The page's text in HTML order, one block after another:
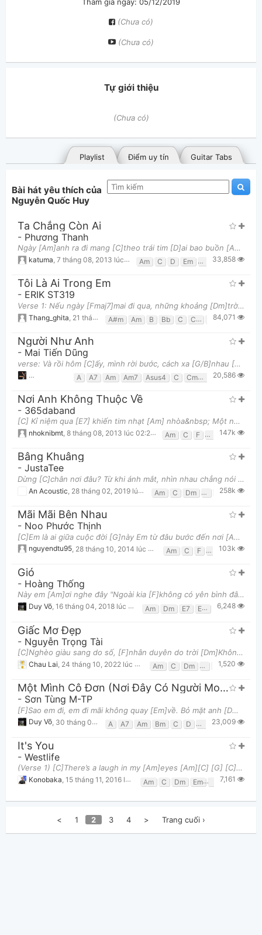
(Chưa có)
(Chưa có)
Tự giới thiệu
(Chưa có)
Guitar Tabs
Điểm uy tín
Playlist
Bài hát yêu thích
Bài hát đã đăng
Thông tin chung
Bài hát yêu thích của
Nguyễn Quốc Huy
Ta Chẳng Còn Ai
- Phương Thanh
Ngày [Am]anh ra đi mang [C]theo trái tim [D]ai bao buồn [Am]đau Bỏ đi rất [G]xa quê nhà nơi có những
katuma 7 tháng 08, 2013 lúc 11:43am Am C D Em F G
33,858
Tôi Là Ai Trong Em
- ERIK ST319
Verse 1: Nếu ngày [Fmaj7]mai đi qua, những khoảng [Dm]trời không xanh Nếu thời [Bbsus2]gian quay
Thang_ghita 21 tháng 11, 2017 lúc 05:59pm A#m Am B Bb C C# D#m Dm
84,071
Người Như Anh
- Mai Tiến Dũng
verse: Và rồi hôm [C]ấy, mình rời bước, cách xa [G/B]nhau [E7]Dẫu hai ta chẳng [Am7]ai giận hờn N
Nicholas Huynh 16 tháng 10, 2022 lúc 03:45am
A A7 Am Am7 Asus4 C Cmaj7 Csus4 D7
20,586
Nơi Anh Không Thuộc Về
- 365daband
[C] Kỉ niệm qua [E7] khiến tim nhạt [Am] nhòa&nbsp; Một người [F] đau, một người bỏ lại phía [C] sau
nhoknibmt 8 tháng 08, 2013 lúc 02:22pm Am C F G 147k
Bâng Khuâng
- JustaTee
Dừng [C]chân nơi đâu? Từ khi ánh mắt, nhìn nhau chẳng nói được gì Mình từng [F]cùng nhau đi Tì
An Acoustic 28 tháng 02, 2019 lúc 08:43pm Am C Dm F G258k
Mãi Mãi Bên Nhau
- Noo Phước Thịnh
[C]Em là ai giữa cuộc đời [G]này Em từ đâu bước đến nơi [Am]đây Làm tôi say... Làm tôi [F]khát kha
nguyendtu95 28 tháng 10, 2014 lúc 10:19pm Am C F G 103k
Gió
- Hoàng Thống
Này em [Am]ơi nghe đây "Ngoài kia [F]không có yên bình đâu" Như em [Dm]đã mơ về. Vậy [F]em có đi [E
Duy Võ, 16 tháng 04, 2018 lúc 09:38am Am Dm E7 Em F
6,248
Giấc Mơ Đẹp
- Nguyễn Trọng Tài
[C]Nghèo giàu sang do số, [F]nhân duyên do trời [Dm]Không trong mong chi hơn ngoài cuộc [G]sống bìn
Chau Lai 24 tháng 10, 2022 lúc 08:40pm Am C Dm F 1,520
Một Mình Cô Đơn (Nơi Đây Có Người Mong Em)
- Sơn Tùng M-TP
[F]Sao em đi, em đi mãi không quay [Em]về. Bỏ mặt anh [Dm]cơn mưa qua ,cùng [G]với muôn vàn nỗi [C
Duy Võ 30 tháng 01, 2019 lúc 07:30am A A7 Am Bm C D Dm Em F
23,009
It's You
- Westlife
(Verse 1) [C]There’s a laugh in my [Am]eyes [Am][C] [G] [C] [C]There’s a waltz in my [Am] walk [Am
Konobaka, 15 tháng 11, 2016 lúc 12:16am Am C Dm Em G
7,161
< 1 2 3 4 > Trang cuối ›